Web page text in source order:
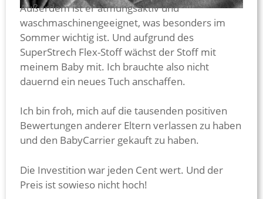
Außerdem ist er atmungsaktiv und
waschmaschinengeeignet, was besonders im
Sommer wichtig ist. Und aufgrund des
SuperStrech Flex-Stoff wächst der Stoff mit
meinem Baby mit. Ich brauchte also nicht
dauernd ein neues Tuch anschaffen.
Ich bin froh, mich auf die tausenden positiven
Bewertungen anderer Eltern verlassen zu haben
und den BabyCarrier gekauft zu haben.
Die Investition war jeden Cent wert. Und der
Preis ist sowieso nicht hoch!